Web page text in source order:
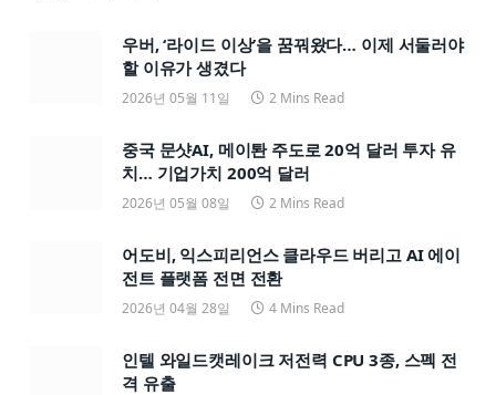
우버, ‘라이드 이상’을 꿈꿔왔다… 이제 서둘러야
할 이유가 생겼다
2026년 05월 11일 2 Mins Read
중국 문샷AI, 메이퇀 주도로 20억 달러 투자 유
치… 기업가치 200억 달러
2026년 05월 08일 2 Mins Read
어도비, 익스피리언스 클라우드 버리고 AI 에이
전트 플랫폼 전면 전환
2026년 04월 28일 4 Mins Read
인텔 와일드캣레이크 저전력 CPU 3종, 스펙 전
격 유출